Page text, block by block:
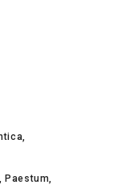
Paestum